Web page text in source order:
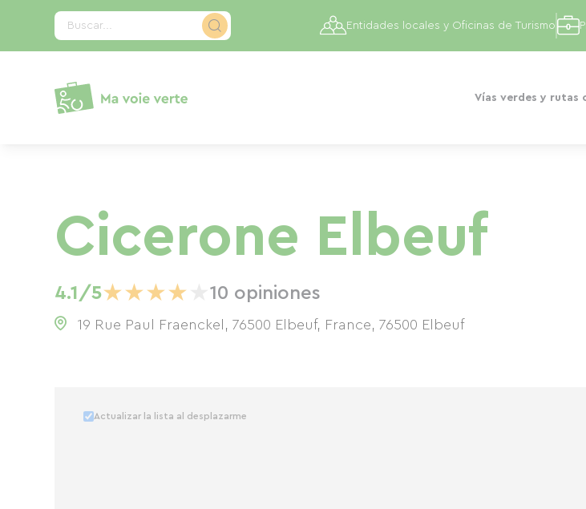
Buscar...
Vías verdes y rutas
Entidades locales y Oficinas de Turismo
Cicerone Elbeuf
4.1/5★★★★ 10 opiniones
19 Rue Paul Fraenckel, 76500 Elbeuf, France, 76500 Elbeuf
Actualizar la lista al desplazarme
Panel de gestión de cookies